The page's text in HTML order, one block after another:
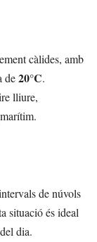
càlides, amb
de20°C.
lliure,
de núvols
situació és ideal
dia.